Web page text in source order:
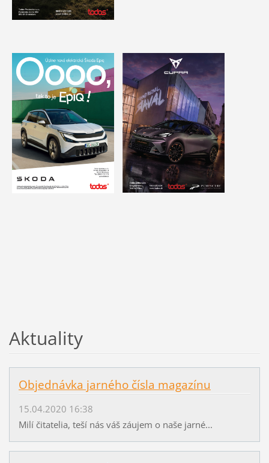
Aktuality
Objednávka jarného čísla magazínu
15.04.2020 16:38
Milí čitatelia, teší nás váš záujem o naše jarné...